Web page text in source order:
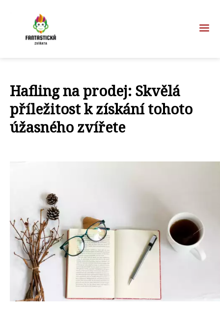
Hafling na prodej: Skvělá
příležitost k získání tohoto
úžasného zvířete